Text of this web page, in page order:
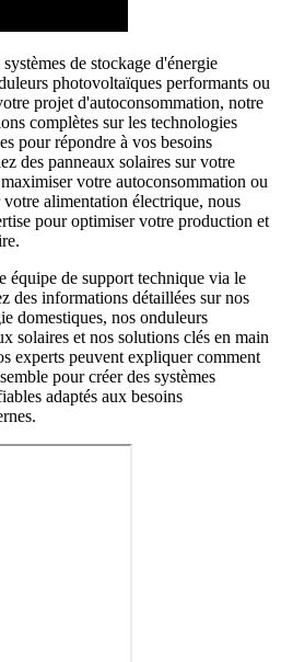
de stockage d'énergie
photovoltaïques performants ou
projet d'autoconsommation, notre
complètes sur les technologies
pour répondre à vos besoins
des panneaux solaires sur votre
votre autoconsommation ou
alimentation électrique, nous
pour optimiser votre production et
équipe de support technique via le
des informations détaillées sur nos
domestiques, nos onduleurs
solaires et nos solutions clés en main
experts peuvent expliquer comment
pour créer des systèmes
adaptés aux besoins